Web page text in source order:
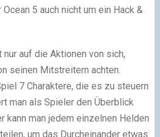
5 auch nicht um ein Hack &
auf die Aktionen von sich,
seinen Mitstreitern achten.
7 Charaktere, die es zu steuern
man als Spieler den Überblick
kann man jedem einzelnen Helden
um das Durcheinander etwas